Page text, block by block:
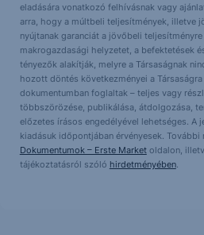
eladására vonatkozó felhívásnak vagy
arra, hogy a múltbeli teljesítmények, illetve
nyújtanak garanciát a jövőbeli
makrogazdasági helyzetet, a befektetések
tényezők alakítják, melyre a Társaságnak
hozott döntés következményei a
dokumentumban foglaltak – teljes vagy
többszörözése, publikálása, átdolgozása,
előzetes írásos engedélyével lehetséges. A
kiadásuk időpontjában érvényesek. További
Dokumentumok – Erste Marketoldalon,
tájékoztatásról szóló hirdetményében.